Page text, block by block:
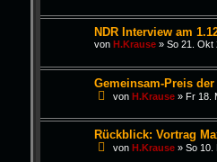
NDR Interview am
von H.Krause» So 21. Okt
Gemeinsam-Preis
von H.Krause» Fr 18.
Rückblick: Vortrag
von H.Krause» So 10.